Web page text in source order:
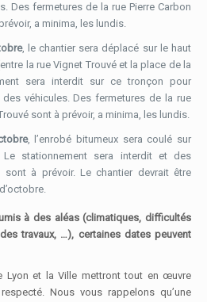
Des fermetures de la rue Pierre Carbon
a minima, les lundis.
, le chantier sera déplacé sur le haut
la rue Vignet Trouvé et la place de la
sera interdit sur ce tronçon pour
véhicules. Des fermetures de la rue
sont à prévoir, a minima, les lundis.
, l’enrobé bitumeux sera coulé sur
Le stationnement sera interdit et des
sont à prévoir. Le chantier devrait être
à des aléas (climatiques, difficultés
travaux, …), certaines dates peuvent
Lyon et la Ville mettront tout en œuvre
Nous vous rappelons qu’une